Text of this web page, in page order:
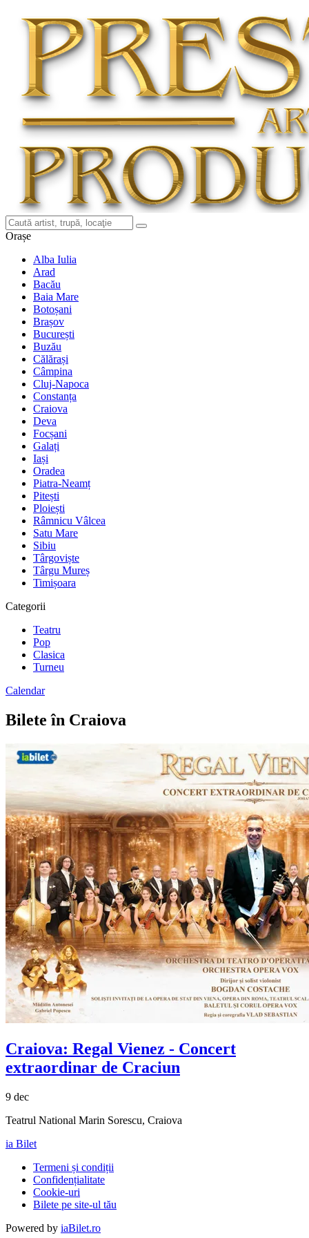
Orașe
Alba Iulia
Arad
Bacău
Baia Mare
Botoșani
Brașov
București
Buzău
Călărași
Câmpina
Cluj-Napoca
Constanța
Craiova
Deva
Focșani
Galați
Iași
Oradea
Piatra-Neamț
Pitești
Ploiești
Râmnicu Vâlcea
Satu Mare
Sibiu
Târgoviște
Târgu Mureș
Timișoara
Categorii
Teatru
Pop
Clasica
Turneu
Calendar
Bilete în Craiova
Craiova: Regal Vienez - Concert
extraordinar de Craciun
9 dec
Teatrul National Marin Sorescu, Craiova
ia Bilet
Termeni și condiții
Confidențialitate
Cookie-uri
Bilete pe site-ul tău
Powered by iaBilet.ro